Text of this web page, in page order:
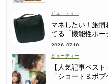
ビューティー
マネしたい！旅
てる「機能性ポー
2026.07.10
ビューティー
【人気記事ベス
「ショート＆ボ